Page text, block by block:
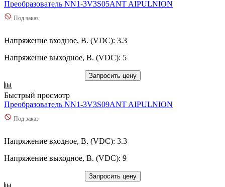
Преобразователь NN1-3V3S05ANT AIPULNION
Под заказ
Напряжение входное, В. (VDC): 3.3
Напряжение выходное, В. (VDC): 5
Запросить цену
Быстрый просмотр
Преобразователь NN1-3V3S09ANT AIPULNION
Под заказ
Напряжение входное, В. (VDC): 3.3
Напряжение выходное, В. (VDC): 9
Запросить цену